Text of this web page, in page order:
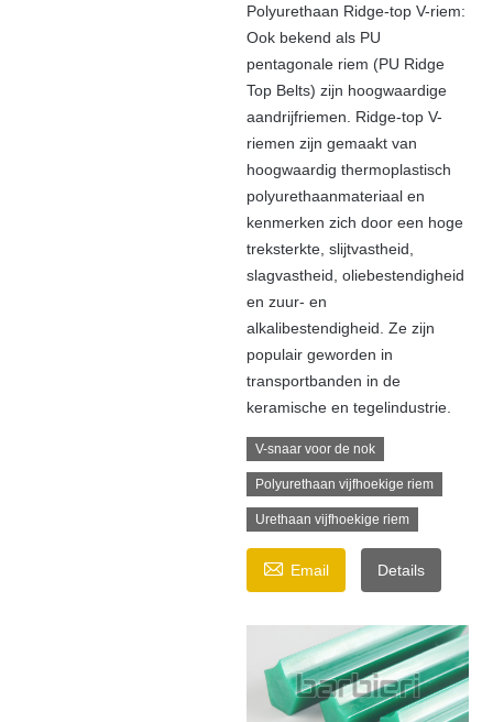
Polyurethaan Ridge-top V-riem:
Ook bekend als PU
pentagonale riem (PU Ridge
Top Belts) zijn hoogwaardige
aandrijfriemen. Ridge-top V-
riemen zijn gemaakt van
hoogwaardig thermoplastisch
polyurethaanmateriaal en
kenmerken zich door een hoge
treksterkte, slijtvastheid,
slagvastheid, oliebestendigheid
en zuur- en
alkalibestendigheid. Ze zijn
populair geworden in
transportbanden in de
keramische en tegelindustrie.
V-snaar voor de nok
Polyurethaan vijfhoekige riem
Urethaan vijfhoekige riem
 Email Details